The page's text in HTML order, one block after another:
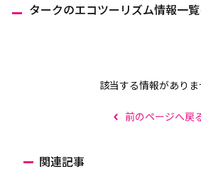
タークのエコツーリズム情報一
該当する情報があり
前のページへ戻
関連記事